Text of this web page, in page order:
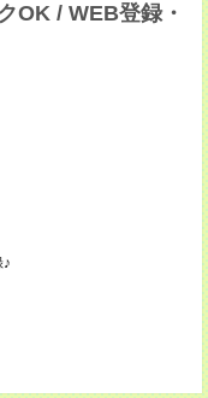
OK / WEB登録・